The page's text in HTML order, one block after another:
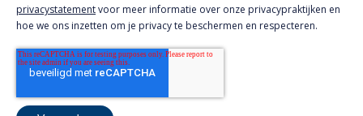
privacystatementvoor meer informatie over onze privacypraktijken en
hoe we ons inzetten om je privacy te beschermen en respecteren.